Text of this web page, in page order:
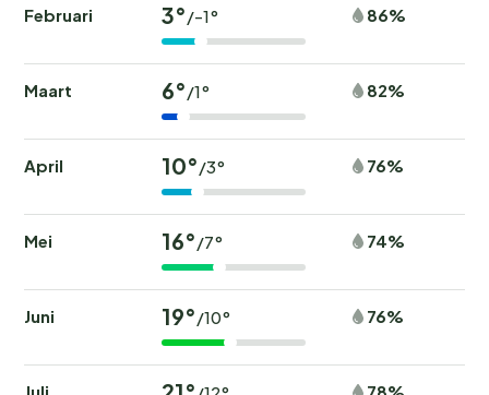
Februari 3°/-1° 86%
Maart 6°/1° 82%
April 10°/3° 76%
Mei 16°/7° 74%
Juni 19°/10° 76%